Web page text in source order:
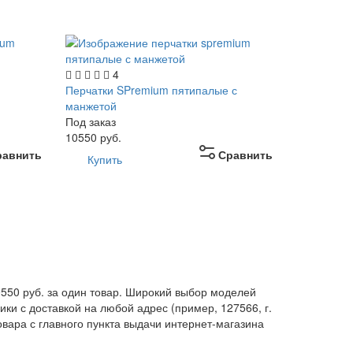
4
Перчатки SPremium пятипалые с
манжетой
Под заказ
10550 руб.
Сравнить
Купить
руб. за один товар. Широкий выбор моделей
с доставкой на любой адрес (пример, 127566, г.
с главного пункта выдачи интернет-магазина